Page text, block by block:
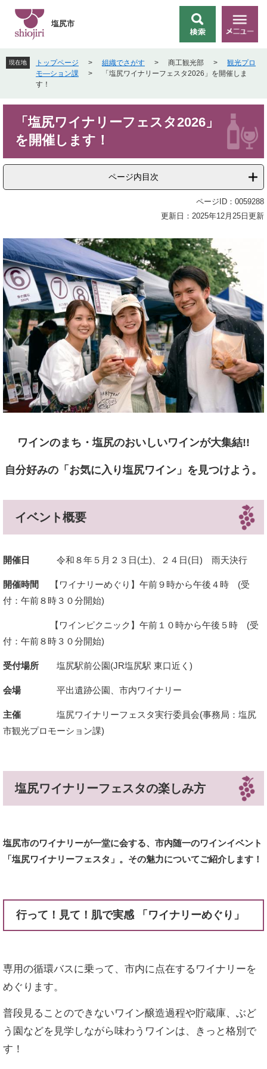
先
頭
。
を
飛
て
索
メ
ニ
ー
塩尻市
現在地 トップページ > 組織でさがす > 商工観光部 >
観光プロ
モ―ション課
>
「塩尻ワイナリーフェスタ2026」を開催しま
す！
「塩尻ワイナリーフェスタ2026」
を開催します！
ページ内目次
ページID：0059288
更新日：2025年12月25日更新
ワインのまち・塩尻のおいしいワインが大集結!!
自分好みの「お気に入り塩尻ワイン」を見つけよう。
イベント概要
開催日 令和８年５月２３日(土)、２４日(日) 雨天決行
開催時間
【ワイナリーめぐり】午前９時から午後４時 (受
付：午前８時３０分開始)
【ワインピクニック】午前１０時から午後５時 (受
付：午前８時３０分開始)
受付場所 塩尻駅前公園(JR塩尻駅 東口近く)
会場平出遺跡公園、市内ワイナリー
主催
塩尻ワイナリーフェスタ実行委員会(事務局：塩尻
市観光プロモーション課)
塩尻ワイナリーフェスタの楽しみ方
塩尻市のワイナリーが一堂に会する、市内随一のワインイベント
「塩尻ワイナリーフェスタ」。その魅力についてご紹介します！
行って！見て！肌で実感 「ワイナリーめぐり」
専用の循環バスに乗って、市内に点在するワイナリーを
めぐります。
普段見ることのできないワイン醸造過程や貯蔵庫、ぶど
う園などを見学しながら味わうワインは、きっと格別で
す！